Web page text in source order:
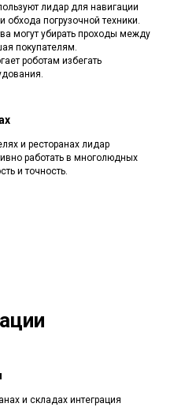
лидар для навигации
погрузочной техники.
могут убирать проходы между
покупателям.
роботам избегать
и ресторанах лидар
работать в многолюдных
и точность.
и складах интеграция